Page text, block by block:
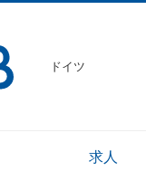
ドイツ
求人